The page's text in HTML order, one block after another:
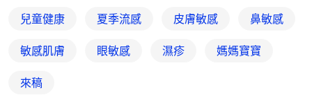
兒童健康 夏季流感 皮膚敏感 鼻敏感
敏感肌膚 眼敏感 濕疹 媽媽寶寶
來稿